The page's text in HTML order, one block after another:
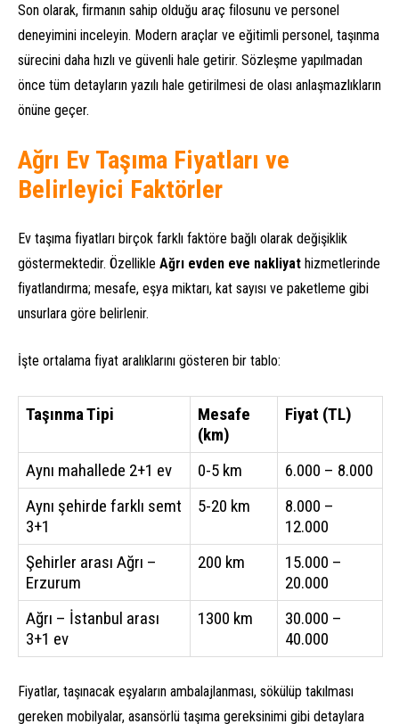
Son olarak, firmanın sahip olduğu araç filosunu ve personel
deneyimini inceleyin. Modern araçlar ve eğitimli personel, taşınma
sürecini daha hızlı ve güvenli hale getirir. Sözleşme yapılmadan
önce tüm detayların yazılı hale getirilmesi de olası anlaşmazlıkların
önüne geçer.
Ağrı Ev Taşıma Fiyatları ve
Belirleyici Faktörler
Ev taşıma fiyatları birçok farklı faktöre bağlı olarak değişiklik
göstermektedir. Özellikle Ağrı evden eve nakliyat hizmetlerinde
fiyatlandırma; mesafe, eşya miktarı, kat sayısı ve paketleme gibi
unsurlara göre belirlenir.
İşte ortalama fiyat aralıklarını gösteren bir tablo:
Taşınma Tipi
Mesafe
(km)
Fiyat (TL)
Aynı mahallede 2+1 ev 0-5 km
6.000 – 8.000
Aynı şehirde farklı semt
3+1
5-20 km
8.000 –
12.000
Şehirler arası Ağrı –
Erzurum
200 km
15.000 –
20.000
Ağrı – İstanbul arası
3+1 ev
1300 km
30.000 –
40.000
Fiyatlar, taşınacak eşyaların ambalajlanması, sökülüp takılması
gereken mobilyalar, asansörlü taşıma gereksinimi gibi detaylara